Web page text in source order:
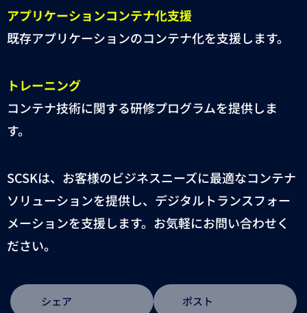
アプリケーションコンテナ化支援
既存アプリケーションのコンテナ化を支援します。
トレーニング
コンテナ技術に関する研修プログラムを提供しま
す。
SCSKは、お客様のビジネスニーズに最適なコンテナ
ソリューションを提供し、デジタルトランスフォー
メーションを支援します。お気軽にお問い合わせく
ださい。
シェア ポスト